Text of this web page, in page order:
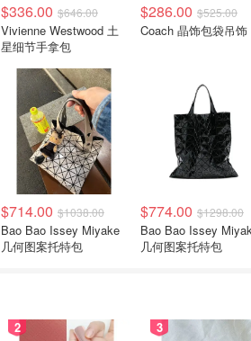
$336.00 $646.00
Vivienne Westwood 土
星细节手拿包
$286.00 $525.00
Coach 晶饰包袋吊饰
$714.00 $1038.00
Bao Bao Issey Miyake
几何图案托特包
$774.00 $1298.00
Bao Bao Issey
几何图案托特包
2 3